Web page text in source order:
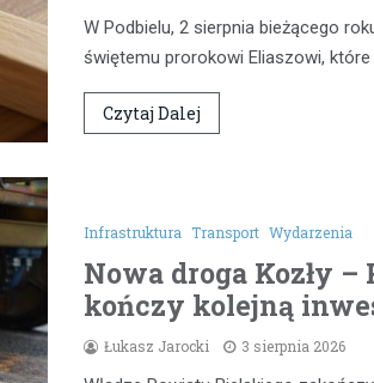
W Podbielu, 2 sierpnia bieżącego
świętemu prorokowi Eliaszowi, które
Czytaj Dalej
Infrastruktura Transport Wydarzenia
Nowa droga Kozły
kończy kolejną
Łukasz Jarocki 3 sierpnia 2026